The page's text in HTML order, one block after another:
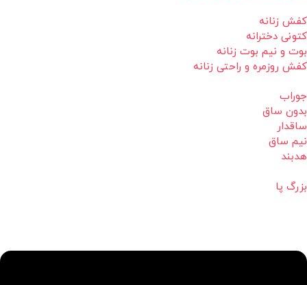
کفش زنانه
کتونی دخترانه
بوت و نیم بوت زنانه
کفش روزمره و راحتی زنانه
جوراب
بدون ساق
ساقدار
نیم ساق
هدبند
بزرگ پا